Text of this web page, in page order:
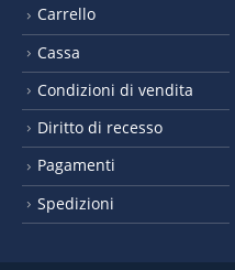
Carrello
Cassa
Condizioni di vendita
Diritto di recesso
Pagamenti
Spedizioni